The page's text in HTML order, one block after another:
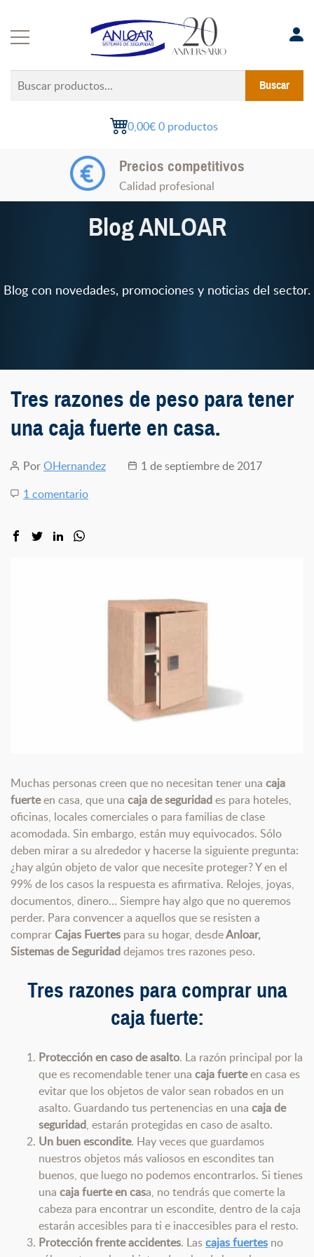
contenido
Buscar
productos...
Buscar
0,00€0 productos
Precios competitivos
Calidad profesional
Blog ANLOAR
Blog con novedades, promociones y noticias del sector.
Tres razones de peso para tener
una caja fuerte en casa.
Autor
la
PorOHernandez
Fecha1 de septiembre de 2017
1 comentarioen
Muchas personas creen que no necesitan tener una caja
fuerteen casa, que una caja de seguridades para hoteles,
oficinas, locales comerciales o para familias de clase
acomodada. Sin embargo, están muy equivocados. Sólo
deben mirar a su alrededor y hacerse la siguiente pregunta:
¿hay algún objeto de valor que necesite proteger? Y en el
99% de los casos la respuesta es afirmativa. Relojes, joyas,
documentos, dinero… Siempre hay algo que no queremos
perder. Para convencer a aquellos que se resisten a
comprarCajas Fuertes para su hogar, desdeAnloar,
Sistemas de Seguridaddejamos tres razones peso.
Tres razones para comprar una
caja fuerte:
Protección en caso de asalto. La razón principal por la
que es recomendable tener una caja fuerteen casa es
evitar que los objetos de valor sean robados en un
asalto. Guardando tus pertenencias en una caja de
seguridad, estarán protegidas en caso de asalto.
Un buen escondite. Hay veces que guardamos
nuestros objetos más valiosos en escondites tan
buenos, que luego no podemos encontrarlos. Si tienes
una caja fuerte en casa, no tendrás que comerte la
cabeza para encontrar un escondite, dentro de la caja
estarán accesibles para ti e inaccesibles para el resto.
Protección frente accidentes. Lascajas fuertes no